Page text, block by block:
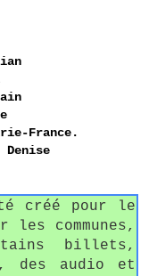
France.
Denise
créé pour le
communes,
billets,
des audio et